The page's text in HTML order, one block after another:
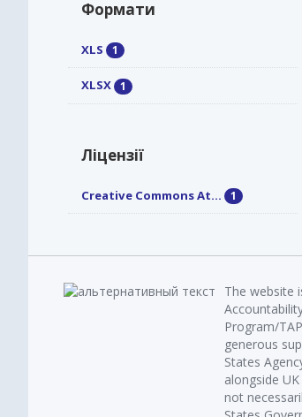
Формати
XLS 1
XLSX 1
Ліцензії
Creative Commons At... 1
The website
Program/
generous
States
alongside
not